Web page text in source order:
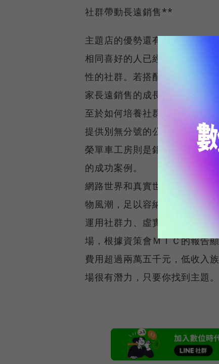
社群帶動長遠銷售**
主題店的優勢還有一項──發展
相同喜好的人已經現身，如果
性的社群。若搭配適當的商品
家長遠銷售的成長動能。
至於如何培養社群？在主題店
提供別無分號的公仔維修知識
榮單車工房則是鉅細靡遺地回
的成功案例。
網路世界和真實世界相同，一
物風潮，足以容納次文化、風
運用社群力、虛實整合力三項
場，根據資策會ＭＩＣ的報告
費用超過兩萬五千元，低收入
場很有潛力，只要你找到主題。